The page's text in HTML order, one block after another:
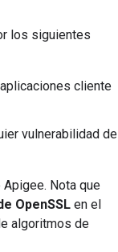
los siguientes
cliente
vulnerabilidad de
Nota que
OpenSSL en el
algoritmos de